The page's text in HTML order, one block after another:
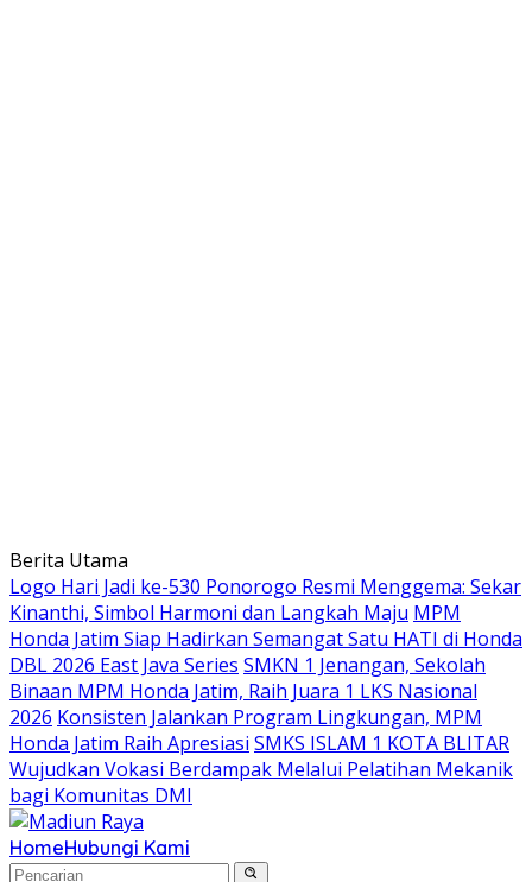
Langsung
ke
konten
Berita Utama
Logo Hari Jadi ke-530 Ponorogo Resmi Menggema: Sekar
Kinanthi, Simbol Harmoni dan Langkah Maju MPM
Honda Jatim Siap Hadirkan Semangat Satu HATI di Honda
DBL 2026 East Java Series SMKN 1 Jenangan, Sekolah
Binaan MPM Honda Jatim, Raih Juara 1 LKS Nasional
2026 Konsisten Jalankan Program Lingkungan, MPM
Honda Jatim Raih Apresiasi SMKS ISLAM 1 KOTA BLITAR
Wujudkan Vokasi Berdampak Melalui Pelatihan Mekanik
bagi Komunitas DMI
HomeHubungi Kami